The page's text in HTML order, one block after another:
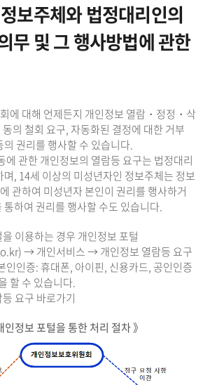
보주체와 법정대리인의
무 및 그 행사방법에 관한
에 대해 언제든지 개인정보 열람・정정・삭
의 철회 요구, 자동화된 결정에 대한 거부
의 권리를 행사할 수 있습니다.
관한 개인정보의 열람등 요구는 법정대리
며, 14세 이상의 미성년자인 정보주체는 정보
관하여 미성년자 본인이 권리를 행사하거
통하여 권리를 행사할 수도 있습니다.
이용하는 경우 개인정보 포털
→ 개인서비스 → 개인정보 열람등 요구
인증: 휴대폰, 아이핀, 신용카드, 공인인증
할 수 있습니다.
요구 바로가기
인정보 포털을 통한 처리 절차 》